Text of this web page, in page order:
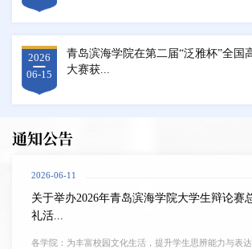
2026
06-15
青岛滨海学院在第二届“泛雅杯”全国
大赛获...
通知公告
2026-06-11
关于举办2026年青岛滨海学院大学生辩论赛
礼活...
各学院：为丰富校园文化生活，提升学生思辨能力与表